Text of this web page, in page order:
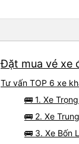
Đặt mua vé xe
Tư vấn TOP 6 xe
🚌 1. Xe
🚌 2. Xe
🚌 3. Xe Bốn